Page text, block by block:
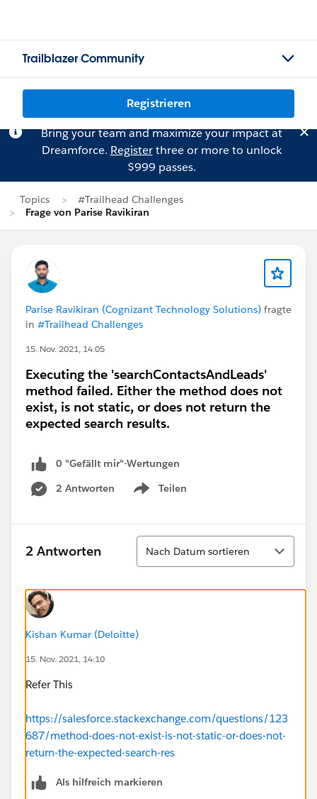
Trailblazer Community
Registrieren
Bring your team and maximize your impact at
Dreamforce. Registerthree or more to unlock
$999 passes.
Topics
#Trailhead Challenges
Frage von Parise Ravikiran
Parise Ravikiran (Cognizant Technology Solutions) fragte
in #Trailhead Challenges
15. Nov. 2021, 14:05
Executing the 'searchContactsAndLeads'
method failed. Either the method does not
exist, is not static, or does not return the
expected search results.
0 "Gefällt mir"-Wertungen
2 Antworten
Teilen
Show menu
2 Antworten
Sortieren
Nach Datum sortieren
Kishan Kumar (Deloitte)
15. Nov. 2021, 14:10
Refer This
https://salesforce.stackexchange.com/questions/123
687/method-does-not-exist-is-not-static-or-does-not-
return-the-expected-search-res
Als hilfreich markieren